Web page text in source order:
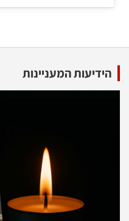
הידיעות המעניינות